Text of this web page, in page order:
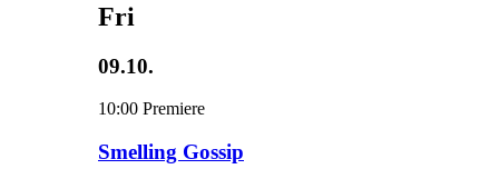
Fri
09.10.
10:00 Premiere
Smelling Gossip